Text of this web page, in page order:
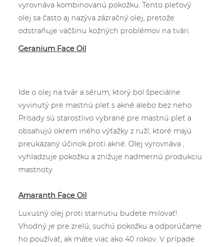
vyrovnáva kombinovanú pokožku. Tento pleťový
olej sa často aj nazýva zázračný olej, pretože
odstraňuje väčšinu kožných problémov na tvári.
Geranium Face Oil
Ide o olej na tvár a sérum, ktorý bol špeciálne
vyvinutý pre mastnú pleť s akné alebo bez neho.
Prísady sú starostlivo vybrané pre mastnú pleť a
obsahujú okrem iného výťažky z ruží, ktoré majú
preukázaný účinok proti akné. Olej vyrovnáva ,
vyhladzuje pokožku a znižuje nadmernú produkciu
mastnoty.
Amaranth Face Oil
Luxusnýolej proti starnutiu budete milovať!
Vhodný je pre zrelú, suchú pokožku a odporúčame
ho používať, ak máte viac ako 40 rokov. V prípade